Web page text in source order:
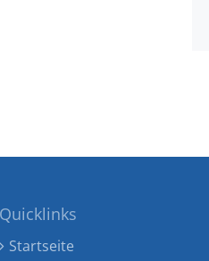
Quicklinks
Startseite